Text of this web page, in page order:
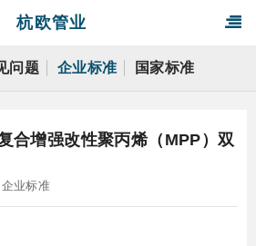
杭欧管业
问题 企业标准 国家标准
合增强改性聚丙烯（MPP）双
企业标准